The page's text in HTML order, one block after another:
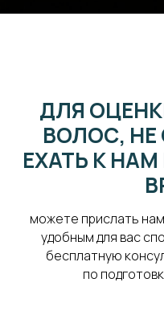
ДЛЯ
ВОЛОС,
ЕХАТЬ К
можете прислать
удобным для вас
бесплатную
по